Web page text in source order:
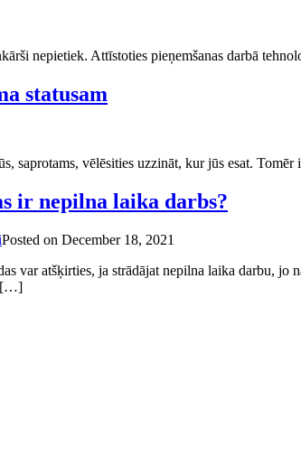
nepietiek. Attīstoties pieņemšanas darbā
statusam
saprotams, vēlēsities uzzināt, kur jūs esat.
ir nepilna laika darbs?
Posted on December 18, 2021
var atšķirties, ja strādājat nepilna laika darbu, jo
[…]